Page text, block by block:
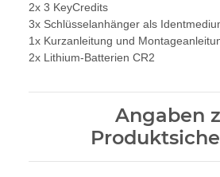
2x 3 KeyCredits
3x Schlüsselanhänger als
1x Kurzanleitung und
2x Lithium-Batterien CR2
Angaben